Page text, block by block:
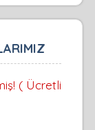
( Ücretli